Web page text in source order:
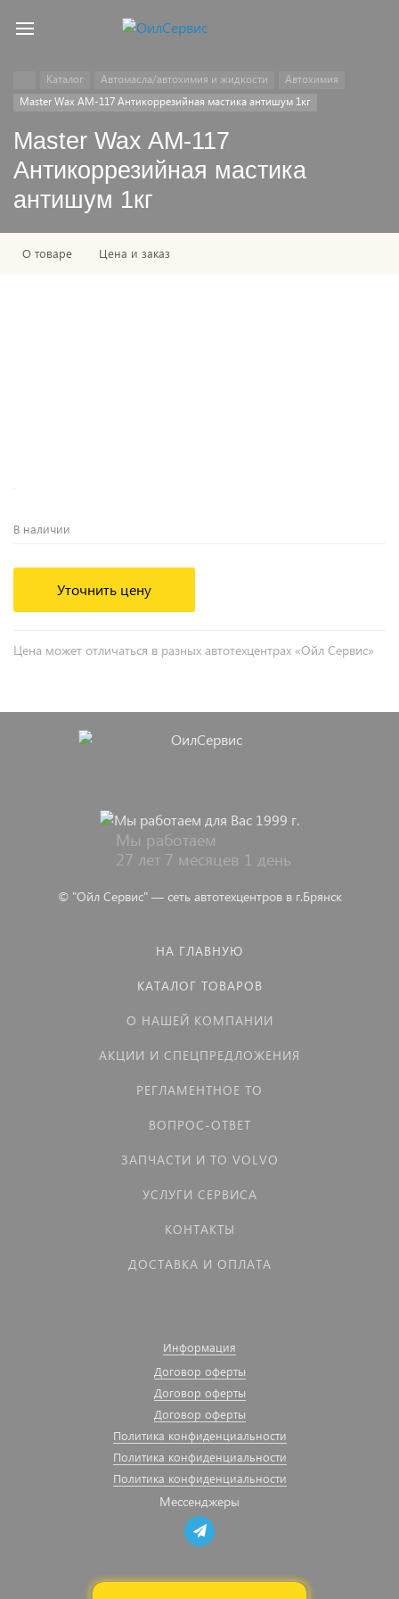
Каталог Автомасла/автохимия и жидкости
Автохимия
Master Wax AM-117 Антикоррезийная мастика антишум 1кг
Master Wax AM-117
Антикоррезийная мастика
антишум 1кг
О товаре Цена и заказ
В наличии
Уточнить цену
Цена может отличаться в разных автотехцентрах «Ойл Сервис»
Мы работаем
27 лет 7 месяцев 1 день
© "Ойл Сервис" — сеть автотехцентров в г.Брянск
НА ГЛАВНУЮ
КАТАЛОГ ТОВАРОВ
О НАШЕЙ КОМПАНИИ
АКЦИИ И СПЕЦПРЕДЛОЖЕНИЯ
РЕГЛАМЕНТНОЕ ТО
ВОПРОС-ОТВЕТ
ЗАПЧАСТИ И ТО VOLVO
УСЛУГИ СЕРВИСА
КОНТАКТЫ
ДОСТАВКА И ОПЛАТА
Информация
Договор оферты
Договор оферты
Договор оферты
Политика конфиденциальности
Политика конфиденциальности
Политика конфиденциальности
Мессенджеры